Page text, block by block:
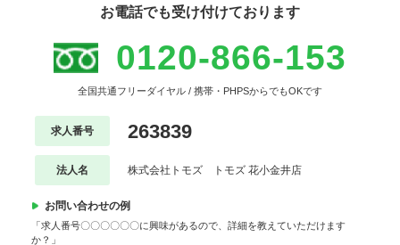
お電話でも受け付けております
0120-866-153
全国共通フリーダイヤル / 携帯・PHPSからでもOKです
求人番号 263839
法人名 株式会社トモズ トモズ 花小金井店
お問い合わせの例
「求人番号〇〇〇〇〇〇に興味があるので、詳細を教えていただけます
か？」